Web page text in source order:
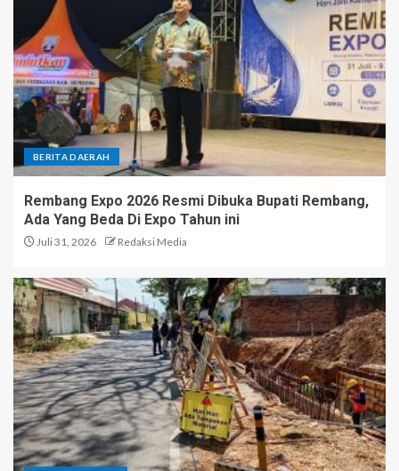
BERITA DAERAH
Rembang Expo 2026 Resmi Dibuka Bupati Rembang,
Ada Yang Beda Di Expo Tahun ini
Juli 31, 2026 Redaksi Media